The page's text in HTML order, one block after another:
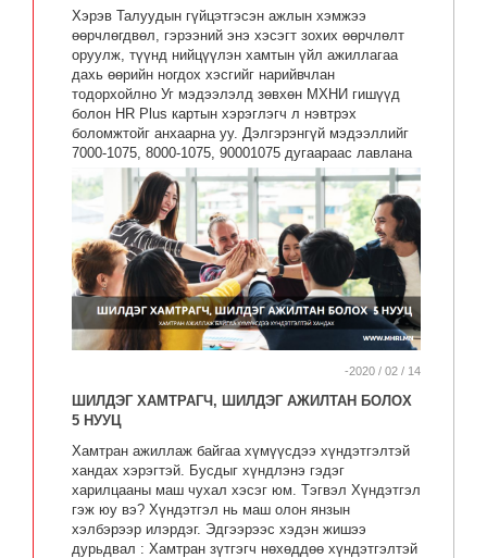
Хэрэв Талуудын гүйцэтгэсэн ажлын хэмжээ
өөрчлөгдвөл, гэрээний энэ хэсэгт зохих өөрчлөлт
оруулж, түүнд нийцүүлэн хамтын үйл ажиллагаа
дахь өөрийн ногдох хэсгийг нарийвчлан
тодорхойлно Уг мэдээлэлд зөвхөн МХНИ гишүүд
болон HR Plus картын хэрэглэгч л нэвтрэх
боломжтойг анхаарна уу. Дэлгэрэнгүй мэдээллийг
7000-1075, 8000-1075, 90001075 дугаараас лавлана
-2020 / 02 / 14
ШИЛДЭГ ХАМТРАГЧ, ШИЛДЭГ АЖИЛТАН БОЛОХ
5 НУУЦ
Хамтран ажиллаж байгаа хүмүүсдээ хүндэтгэлтэй
хандах хэрэгтэй. Бусдыг хүндлэнэ гэдэг
харилцааны маш чухал хэсэг юм. Тэгвэл Хүндэтгэл
гэж юу вэ? Хүндэтгэл нь маш олон янзын
хэлбэрээр илэрдэг. Эдгээрээс хэдэн жишээ
дурьдвал : Хамтран зүтгэгч нөхөддөө хүндэтгэлтэй